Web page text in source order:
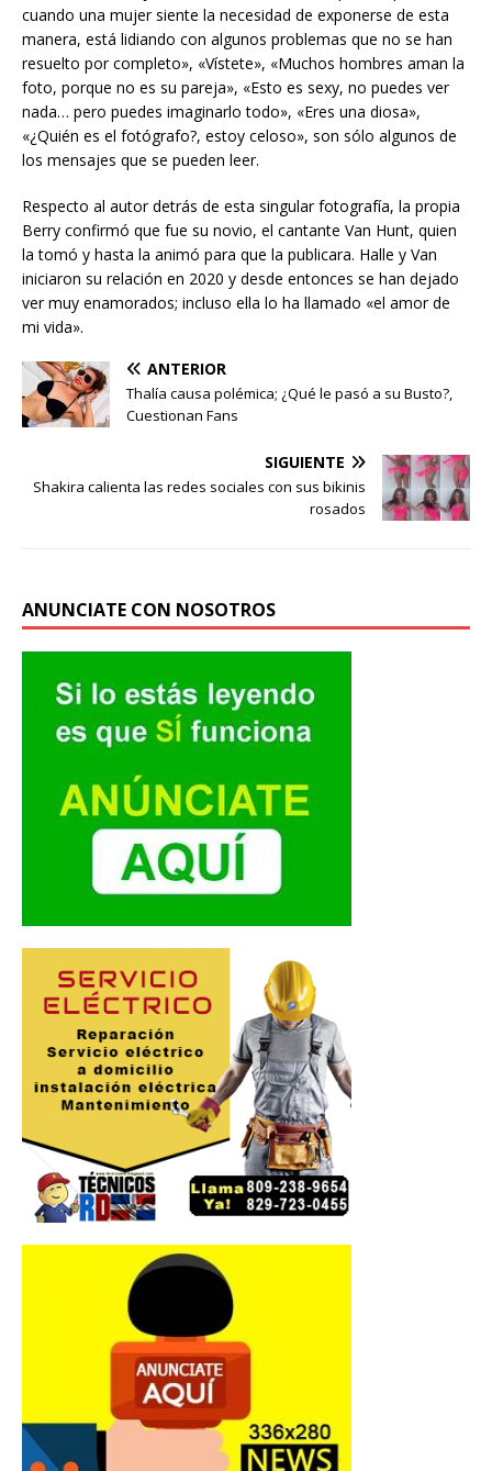
cuando una mujer siente la necesidad de exponerse de esta
manera, está lidiando con algunos problemas que no se han
resuelto por completo», «Vístete», «Muchos hombres aman la
foto, porque no es su pareja», «Esto es sexy, no puedes ver
nada… pero puedes imaginarlo todo», «Eres una diosa»,
«¿Quién es el fotógrafo?, estoy celoso», son sólo algunos de
los mensajes que se pueden leer.
Respecto al autor detrás de esta singular fotografía, la propia
Berry confirmó que fue su novio, el cantante Van Hunt, quien
la tomó y hasta la animó para que la publicara. Halle y Van
iniciaron su relación en 2020 y desde entonces se han dejado
ver muy enamorados; incluso ella lo ha llamado «el amor de
mi vida».
ANTERIOR
Thalía causa polémica; ¿Qué le pasó a su Busto?,
Cuestionan Fans
SIGUIENTE
Shakira calienta las redes sociales con sus bikinis
rosados
ANUNCIATE CON NOSOTROS